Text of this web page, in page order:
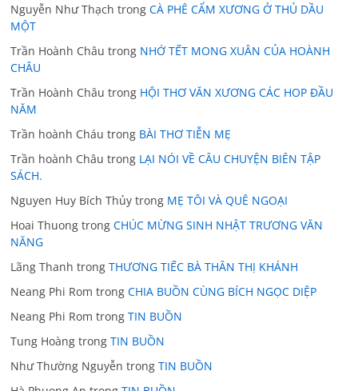
Nguyễn Như Thạch trongCÀ PHÊ CẨM XƯƠNG Ở THỦ DẦU
MỘT
Trần Hoành Châu trong NHỚ TẾT MONG XUÂN CỦA HOÀNH
CHÂU
Trần Hoành Châu trong HỘI THƠ VĂN XƯƠNG CÁC HOP ĐẦU
NĂM
Trần hoành Cháu trong BÀI THƠ TIỄN MẸ
Trần hoành Châu trong LẠI NÓI VỀ CÂU CHUYỆN BIÊN TẬP
SÁCH.
Nguyen Huy Bích Thủy trong MẸ TÔI VÀ QUÊ NGOẠI
Hoai Thuong trongCHÚC MỪNG SINH NHẬT TRƯƠNG VĂN
NĂNG
Lãng Thanh trongTHƯƠNG TIẾC BÀ THÂN THỊ KHÁNH
Neang Phi Rom trongCHIA BUỒN CÙNG BÍCH NGỌC DIỆP
Neang Phi Rom trongTIN BUỒN
Tung Hoàng trongTIN BUỒN
Như Thường Nguyễn trongTIN BUỒN